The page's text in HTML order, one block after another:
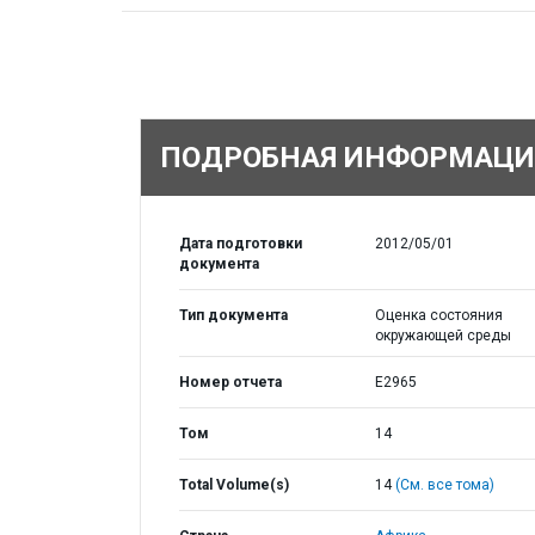
ПОДРОБНАЯ
Дата подготовки
документа
2012/05/01
Тип документа
Оценка состояния
окружающей среды
Номер отчета E2965
Том 14
Total Volume(s) 14(См. все тома)